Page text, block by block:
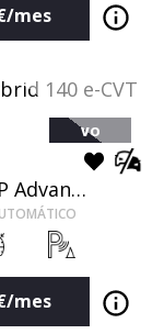
mes
VO
Toyota C-HR Hybrid 140 e-CVT 5P Advance
mes